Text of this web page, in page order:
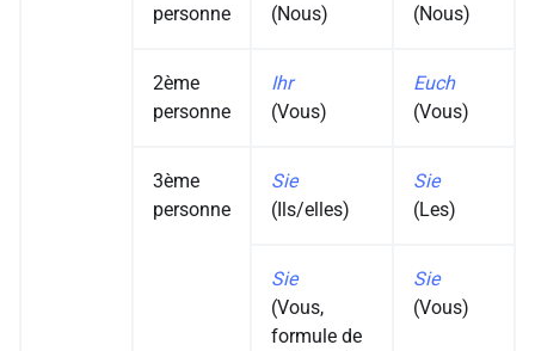
personne
(Nous)
(Nous)
2ème
personne
Ihr
(Vous)
Euch
(Vous)
3ème
personne
Sie
(Ils/elles)
Sie
(Les)
Sie
(Vous,
formule de
Sie
(Vous)